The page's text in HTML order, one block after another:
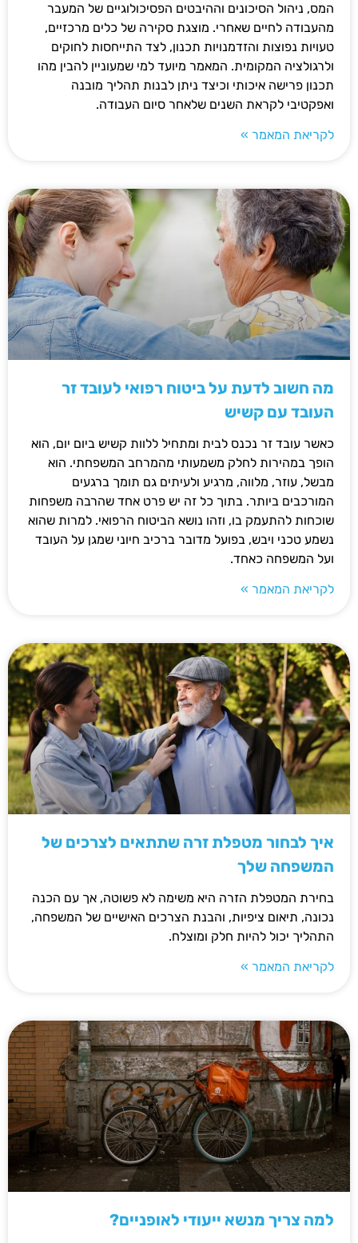
המס, ניהול הסיכונים וההיבטים הפסיכולוגיים של המעבר
מהעבודה לחיים שאחרי. מוצגת סקירה של כלים מרכזיים,
טעויות נפוצות והזדמנויות תכנון, לצד התייחסות לחוקים
ולרגולציה המקומית. המאמר מיועד למי שמעוניין להבין מהו
תכנון פרישה איכותי וכיצד ניתן לבנות תהליך מובנה
ואפקטיבי לקראת השנים שלאחר סיום העבודה.
לקריאת המאמר »
מה חשוב לדעת על ביטוח רפואי לעובד זר
העובד עם קשיש
כאשר עובד זר נכנס לבית ומתחיל ללוות קשיש ביום יום, הוא
הופך במהירות לחלק משמעותי מהמרחב המשפחתי. הוא
מבשל, עוזר, מלווה, מרגיע ולעיתים גם תומך ברגעים
המורכבים ביותר. בתוך כל זה יש פרט אחד שהרבה משפחות
שוכחות להתעמק בו, וזהו נושא הביטוח הרפואי. למרות שהוא
נשמע טכני ויבש, בפועל מדובר ברכיב חיוני שמגן על העובד
ועל המשפחה כאחד.
לקריאת המאמר »
איך לבחור מטפלת זרה שתתאים לצרכים של
המשפחה שלך
בחירת המטפלת הזרה היא משימה לא פשוטה, אך עם הכנה
נכונה, תיאום ציפיות, והבנת הצרכים האישיים של המשפחה,
התהליך יכול להיות חלק ומוצלח.
לקריאת המאמר »
למה צריך מנשא ייעודי לאופניים?